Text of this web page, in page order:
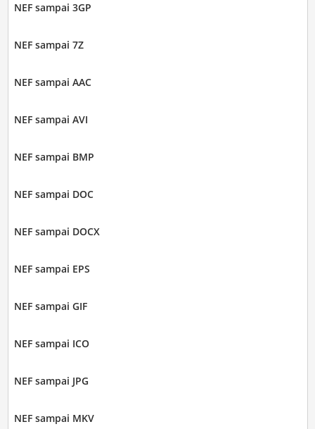
NEF sampai 3GP
NEF sampai 7Z
NEF sampai AAC
NEF sampai AVI
NEF sampai BMP
NEF sampai DOC
NEF sampai DOCX
NEF sampai EPS
NEF sampai GIF
NEF sampai ICO
NEF sampai JPG
NEF sampai MKV